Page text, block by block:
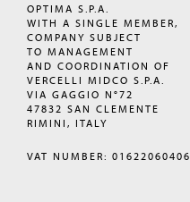
OPTIMA S.P.A.
WITH A SINGLE MEMBER,
COMPANY SUBJECT
TO MANAGEMENT
AND COORDINATION OF
VERCELLI MIDCO S.P.A.
VIA GAGGIO N°72
47832 SAN CLEMENTE
RIMINI, ITALY
VAT NUMBER: 01622060406